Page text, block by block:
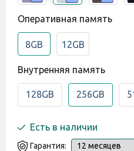
Оперативная память
8GB 12GB
Внутренняя память
128GB 256GB
Есть в наличии
Гарантия: